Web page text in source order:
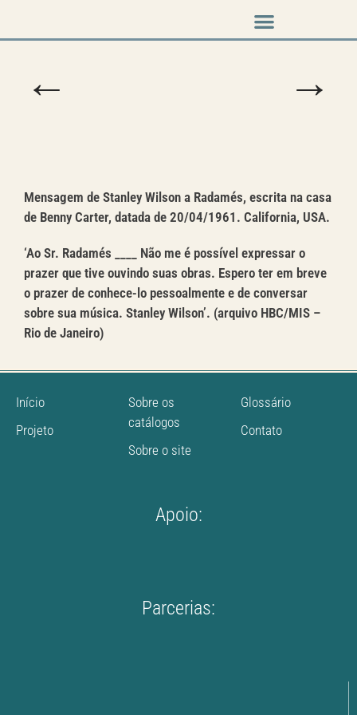
← →
Mensagem de Stanley Wilson a Radamés, escrita na casa
de Benny Carter, datada de 20/04/1961. California, USA.
‘Ao Sr. Radamés ____ Não me é possível expressar o
prazer que tive ouvindo suas obras. Espero ter em breve
o prazer de conhece-lo pessoalmente e de conversar
sobre sua música. Stanley Wilson’. (arquivo HBC/MIS –
Rio de Janeiro)
Início
Projeto
Sobre os
catálogos
Sobre o site
Glossário
Contato
Apoio:
Parcerias: